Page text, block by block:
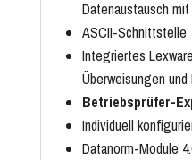
Datenaustausch
ASCII-Schnittstelle
Integriertes
Überweisungen
Betriebsprüfer-
Individuell
Datanorm-Module